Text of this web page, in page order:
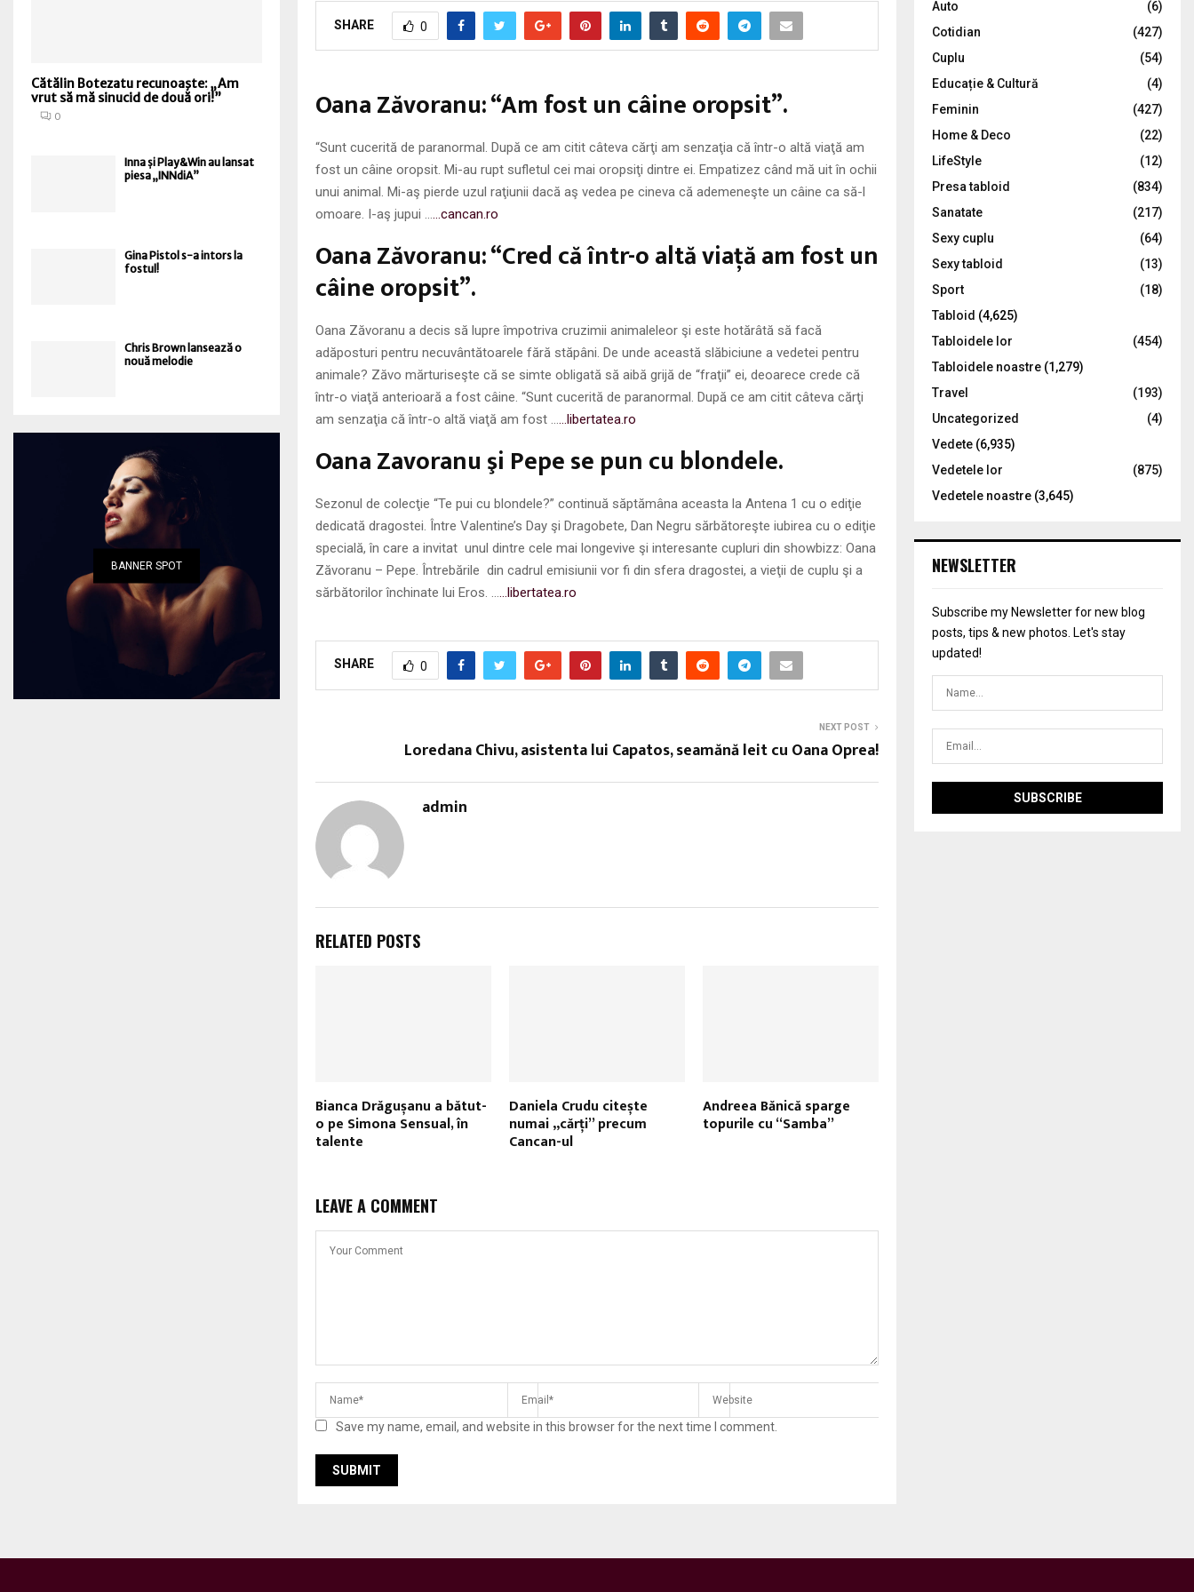
SHARE 0
Oana Zăvoranu: “Am fost un câine oropsit”.
“Sunt cucerită de paranormal. După ce am citit câteva cărţi am senzaţia că într-o altă viaţă am
fost un câine oropsit. Mi-au rupt sufletul cei mai oropsiţi dintre ei. Empatizez când mă uit în ochii
unui animal. Mi-aş pierde uzul raţiunii dacă aş vedea pe cineva că ademeneşte un câine ca să-l
omoare. I-aş jupui …
…cancan.ro
Oana Zăvoranu: “Cred că într-o altă viaţă am fost un
câine oropsit”.
Oana Zăvoranu a decis să lupre împotriva cruzimii animaleleor şi este hotărâtă să facă
adăposturi pentru necuvântătoarele fără stăpâni. De unde această slăbiciune a vedetei pentru
animale? Zăvo mărturiseşte că se simte obligată să aibă grijă de “fraţii” ei, deoarece crede că
într-o viaţă anterioară a fost câine. “Sunt cucerită de paranormal. După ce am citit câteva cărţi
am senzaţia că într-o altă viaţă am fost …
…libertatea.ro
Oana Zavoranu şi Pepe se pun cu blondele.
Sezonul de colecţie “Te pui cu blondele?” continuă săptămâna aceasta la Antena 1 cu o ediţie
dedicată dragostei. Între Valentine’s Day şi Dragobete, Dan Negru sărbătoreşte iubirea cu o ediţie
specială, în care a invitat unul dintre cele mai longevive şi interesante cupluri din showbizz: Oana
Zăvoranu – Pepe. Întrebările din cadrul emisiunii vor fi din sfera dragostei, a vieţii de cuplu şi a
sărbătorilor închinate lui Eros. …
…libertatea.ro
SHARE 0
NEXT POST
Loredana Chivu, asistenta lui Capatos, seamănă leit cu Oana Oprea!
admin
RELATED POSTS
Bianca Drăgușanu a bătut-
o pe Simona Sensual, în
talente
Daniela Crudu citește
numai „cărți” precum
Cancan-ul
Andreea Bănică sparge
topurile cu “Samba”
LEAVE A COMMENT
Save my name, email, and website in this browser for the next time I comment.
Cătălin Botezatu recunoaşte: „Am
vrut să mă sinucid de două ori!”
0
Inna și Play&Win au lansat
piesa „INNdiA”
Gina Pistol s-a intors la
fostul!
Chris Brown lansează o
nouă melodie
BANNER SPOT
:
C
Auto
(6)
Cotidian
(427)
Cuplu
(54)
Educație & Cultură
(4)
Feminin
(427)
Home & Deco
(22)
LifeStyle
(12)
Presa tabloid
(834)
Sanatate
(217)
Sexy cuplu
(64)
Sexy tabloid
(13)
Sport
(18)
Tabloid (4,625)
Tabloidele lor
(454)
Tabloidele noastre (1,279)
Travel
(193)
Uncategorized
(4)
Vedete (6,935)
Vedetele lor
(875)
Vedetele noastre (3,645)
NEWSLETTER
Subscribe my Newsletter for new blog
posts, tips & new photos. Let's stay
updated!